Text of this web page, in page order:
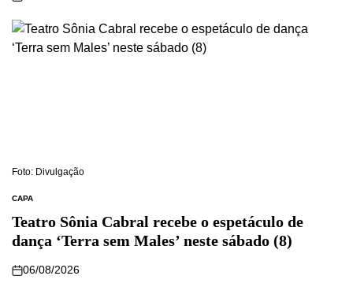
Foto: Divulgação
CAPA
Teatro Sônia Cabral recebe o espetáculo de
dança ‘Terra sem Males’ neste sábado (8)
06/08/2026